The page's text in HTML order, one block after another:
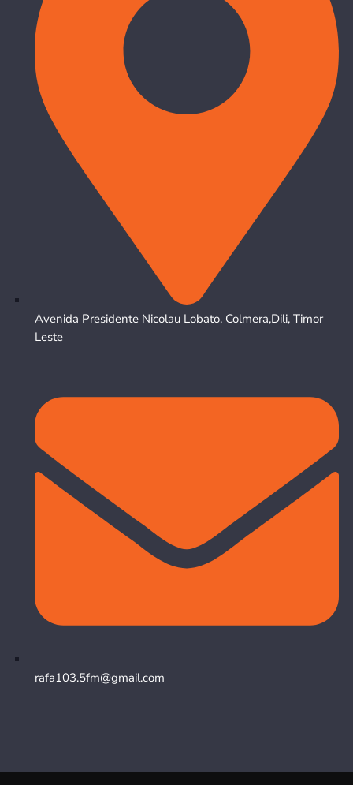
Avenida Presidente Nicolau Lobato, Colmera,Dili, Timor
Leste
rafa103.5fm@gmail.com